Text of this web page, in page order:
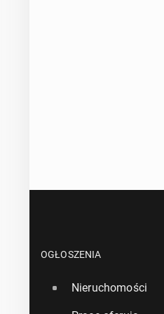
OGŁOSZENIA
Nieruchomości